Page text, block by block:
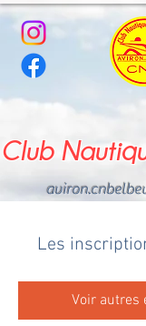
Club
Les
Voir autres